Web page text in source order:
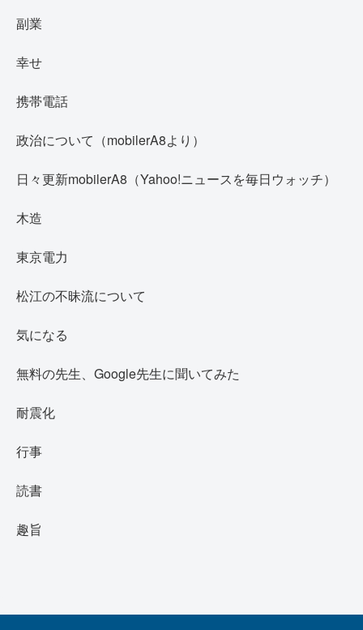
副業
幸せ
携帯電話
政治について（mobilerA8より）
日々更新mobilerA8（Yahoo!ニュースを毎日ウォッチ）
木造
東京電力
松江の不昧流について
気になる
無料の先生、Google先生に聞いてみた
耐震化
行事
読書
趣旨